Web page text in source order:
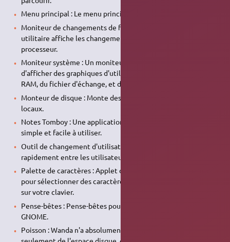
Menu principal : Le menu principal GNOME.
Moniteur de changements de fréquence du processeur : Cet
utilitaire affiche les changements de fréquence du
processeur.
Moniteur système : Un moniteur de charge système capable
d'afficher des graphiques d'utilisation du processeur, de la
RAM, du fichier d'échange, et du trafic réseau.
Monteur de disque : Monte des disques et périphériques
locaux.
Notes Tomboy : Une application de prise de notes de bureau
simple et facile à utiliser.
Outil de changement d'utilisateur : Un menu pour basculer
rapidement entre les utilisateurs.
Palette de caractères : Applet du tableau de bord GNOME
pour sélectionner des caractères qui ne sont pas disponibles
sur votre clavier.
Pense-bêtes : Pense-bêtes pour l'environnement de bureau
GNOME.
Poisson : Wanda n'a absolument aucune utilité. Elle gaspille